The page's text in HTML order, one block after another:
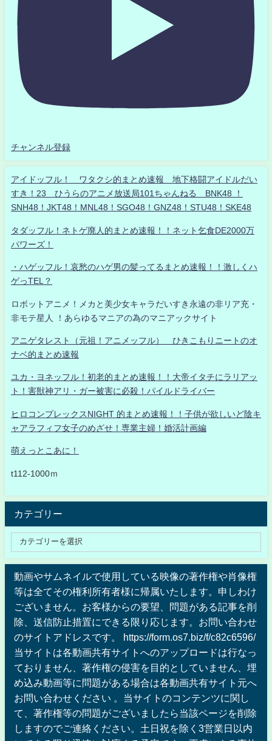
チャンネル登録
アイドッフル！ ワタクシ的まとめ速報 地下格闘アイドルだい
すき！23 ひうらのアニメ放送局101ちゃんねる BNK48 ！
SNH48！JKT48！MNL48！SGO48！GNZ48！STU48！SKE48
タダッフル！ネトゲ廃人的まとめ速報！！ネット乞食DE2000万
パワーズ！
・ハゲッフル！哀愁のハゲ男の髪ってるまとめ速報！！激しくハ
ゲっTEL？
ロボットアニメ！メカと美少女キャラだいすき永遠の非リア充・
非モテ星人 ！あらゆるマニアの為のマニアックサイト
アニゲタレスト（元祖！アニメッフル） ひきこもりニートのオ
ナベ的まとめ速報
ユカ・ヨネッフル！初老的まとめ速報！！大帝イタチにラリアッ
ト！害獣神アリ・ガー被害に必殺！パイルドライバー
ヒロコンプレックスNIGHT 的まとめ速報！！子供が欲しいど陰キ
ャアラフィフ女子のめざせ！専業主婦！婚活計画編
萌えっとこあに！
t112-1000ｍ
カテゴリー
動画やサムネイルで使用している映像の著作権や肖像権
等は全てその権利所有者様に帰属いたします。申しわけ
ございません。お客様からの要望、問題がある記事を削
除、送信防止措置にできる限り応じます。お問い合わせ
のサイトアドレスです。 https://form.os7.biz/f/c82c6596/
当サイトは各動画共有サイトへのアップロードは行なっ
ておりません、著作権の侵害を目的としていません、埋
め込み動画等に問題がある場合は各動画共有サイト元へ
お問い合わせください 。当サイトのコンテンツに関し
て、著作権等の問題がございましたら当該ページを削除
しますのでご連絡ください。土日祝を除く3営業日以内